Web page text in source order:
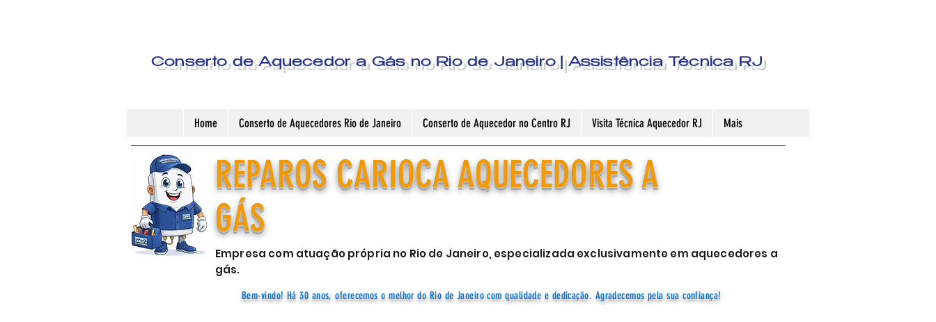
Conserto de Aquecedor a Gás no Rio de Janeiro | Assistência Técnica RJ
Home Conserto de Aquecedores Rio de Janeiro Conserto de Aquecedor no Centro RJ Visita Técnica Aquecedor RJ Mais
REPAROS CARIOCA AQUECEDORES A
GÁS
Empresa com atuação própria no Rio de Janeiro, especializada exclusivamente em aquecedores a
gás.
Bem-vindo! Há 30 anos, oferecemos o melhor do Rio de Janeiro com qualidade e dedicação. Agradecemos pela sua confiança!